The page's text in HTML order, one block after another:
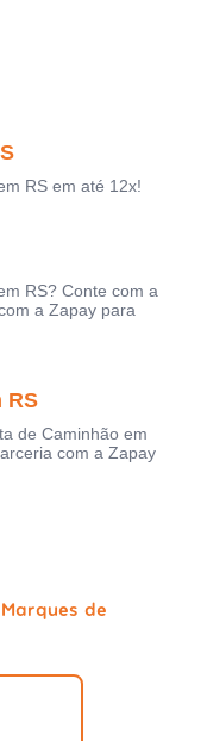
RS em até 12x!
RS? Conte com a
a Zapay para
RS
de Caminhão em
com a Zapay
de